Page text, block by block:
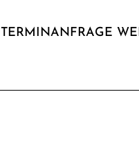
TERMINANFRAGE